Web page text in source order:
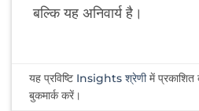
बल्कि यह अनिवार्य है।
यह प्रविष्टि Insights श्रेणीमें प्रकाशित
बुकमार्क करें।